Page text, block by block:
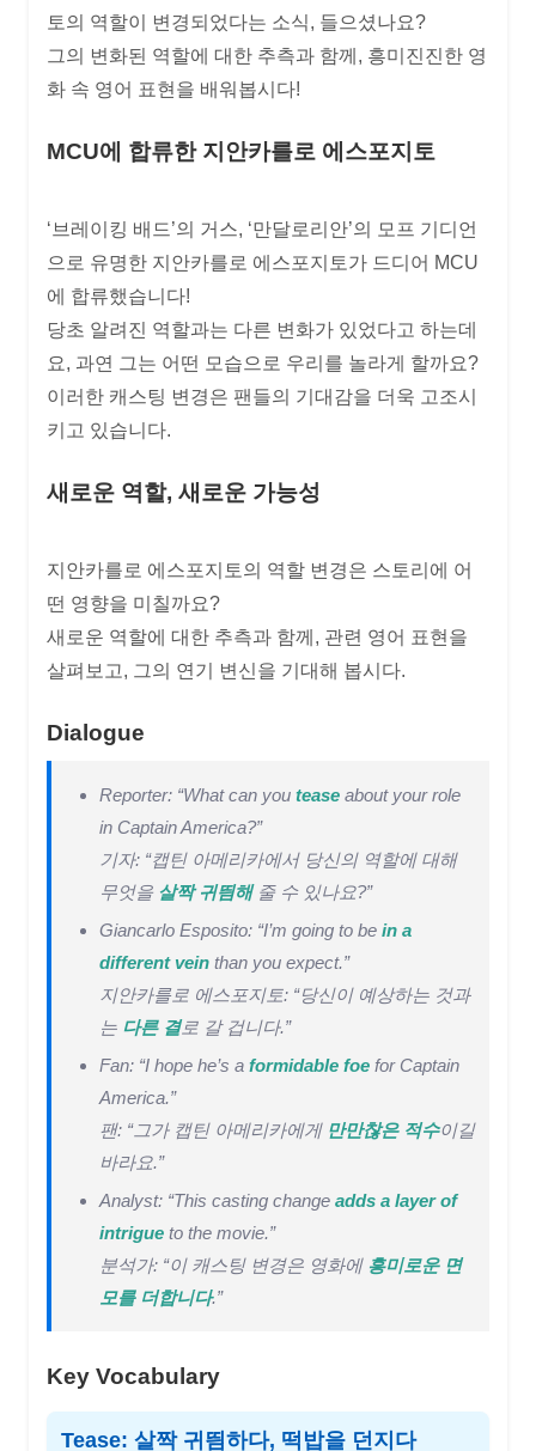
토의 역할이 변경되었다는 소식, 들으셨나요?
그의 변화된 역할에 대한 추측과 함께, 흥미진진한 영
화 속 영어 표현을 배워봅시다!
MCU에 합류한 지안카를로 에스포지토
‘브레이킹 배드’의 거스, ‘만달로리안’의 모프 기디언
으로 유명한 지안카를로 에스포지토가 드디어 MCU
에 합류했습니다!
당초 알려진 역할과는 다른 변화가 있었다고 하는데
요, 과연 그는 어떤 모습으로 우리를 놀라게 할까요?
이러한 캐스팅 변경은 팬들의 기대감을 더욱 고조시
키고 있습니다.
새로운 역할, 새로운 가능성
지안카를로 에스포지토의 역할 변경은 스토리에 어
떤 영향을 미칠까요?
새로운 역할에 대한 추측과 함께, 관련 영어 표현을
살펴보고, 그의 연기 변신을 기대해 봅시다.
Dialogue
Reporter: “What can you tease about your role
in Captain America?”
기자: “캡틴 아메리카에서 당신의 역할에 대해
무엇을 살짝 귀띔해줄 수 있나요?”
Giancarlo Esposito: “I’m going to be in a
different vein than you expect.”
지안카를로 에스포지토: “당신이 예상하는 것과
는 다른 결로 갈 겁니다.”
Fan: “I hope he’s a formidable foe for Captain
America.”
팬: “그가 캡틴 아메리카에게 만만찮은 적수이길
바라요.”
Analyst: “This casting change adds a layer of
intrigue to the movie.”
분석가: “이 캐스팅 변경은 영화에 흥미로운 면
모를 더합니다.”
Key Vocabulary
Tease: 살짝 귀띔하다, 떡밥을 던지다